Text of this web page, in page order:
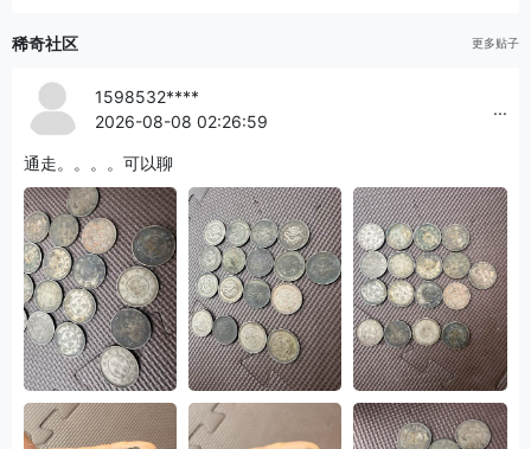
稀奇社区 更多贴子
1598532****
2026-08-08 02:26:59
...
通走。。。。可以聊